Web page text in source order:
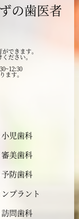
の歯医者
できます。
ださい。
ます。
児歯科
美歯科
防歯科
プラント
問歯科